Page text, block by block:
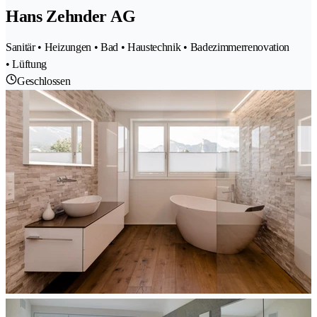
Hans Zehnder AG
Sanitär • Heizungen • Bad • Haustechnik • Badezimmerrenovation
• Lüftung
Geschlossen